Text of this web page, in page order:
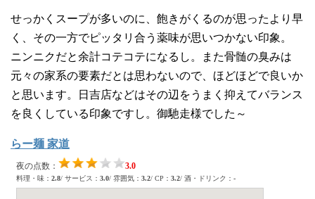
せっかくスープが多いのに、飽きがくるのが思ったより早
く、その一方でピッタリ合う薬味が思いつかない印象。
ニンニクだと余計コテコテになるし。また骨髄の臭みは
元々の家系の要素だとは思わないので、ほどほどで良いか
と思います。日吉店などはその辺をうまく抑えてバランス
を良くしている印象ですし。御馳走様でした～
らー麺 家道